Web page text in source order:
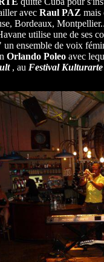
avec Raul PAZ mais
Bordeaux,
utilise une de ses
un ensemble de voix
Orlando Poleoavec
, au Festival Kulturarte